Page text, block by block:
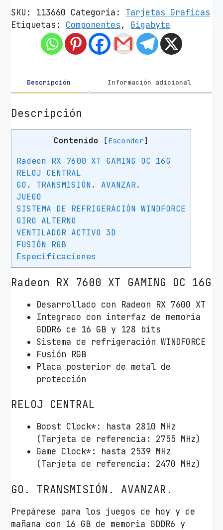
SKU: 113660 Categoría: Tarjetas Graficas
Etiquetas: Componentes, Gigabyte
Descripción Información adicional
Descripción
Contenido [Esconder]
Radeon RX 7600 XT GAMING OC 16G
RELOJ CENTRAL
GO. TRANSMISIÓN. AVANZAR.
JUEGO
SISTEMA DE REFRIGERACIÓN WINDFORCE
GIRO ALTERNO
VENTILADOR ACTIVO 3D
FUSIÓN RGB
Especificaciones
Radeon RX 7600 XT GAMING OC 16G
Desarrollado con Radeon RX 7600 XT
Integrado con interfaz de memoria
GDDR6 de 16 GB y 128 bits
Sistema de refrigeración WINDFORCE
Fusión RGB
Placa posterior de metal de
protección
RELOJ CENTRAL
Boost Clock*: hasta 2810 MHz
(Tarjeta de referencia: 2755 MHz)
Game Clock*: hasta 2539 MHz
(Tarjeta de referencia: 2470 MHz)
GO. TRANSMISIÓN. AVANZAR.
Prepárese para los juegos de hoy y de
mañana con 16 GB de memoria GDDR6 y